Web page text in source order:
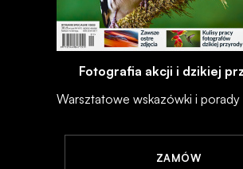
Fotografia akcji i dzikiej
Warsztatowe wskazówki i
ZAMÓW